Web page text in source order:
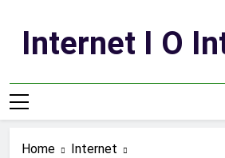
contentInternet I O
Home
Internet